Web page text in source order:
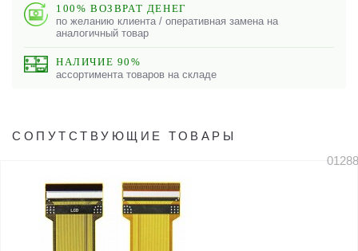
100% ВОЗВРАТ ДЕНЕГ
по желанию клиента / оперативная замена на
аналогичный товар
НАЛИЧИЕ 90%
ассортимента товаров на складе
СОПУТСТВУЮЩИЕ ТОВАРЫ